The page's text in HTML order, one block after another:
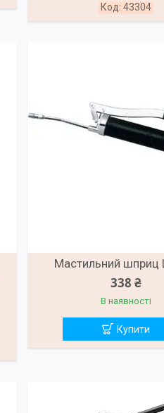
43304
Мастильний шприц
338 ₴
В наявності
Купити